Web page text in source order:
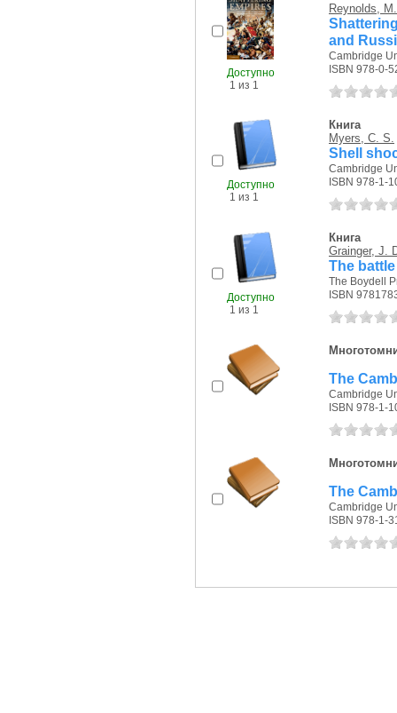
Доступно
1 из 1
Reynolds,
and
Cambridge
ISBN 978-0-
Доступно
1 из 1
Книга
Myers, C. S.
Shell
Cambridge
ISBN 978-1-
Доступно
1 из 1
Книга
Grainger, J.
The
The Boydell
ISBN
The
Cambridge
ISBN 978-1-
The
Cambridge
ISBN 978-1-